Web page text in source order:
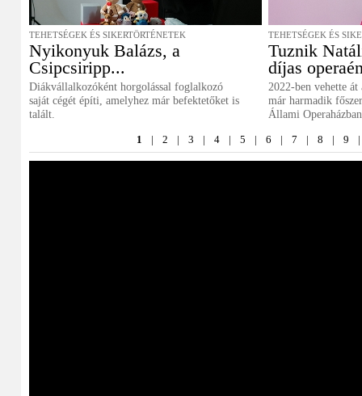
TEHETSÉGEK ÉS SIKERTÖRTÉNETEK
Nyikonyuk Balázs, a
Csipcsiripp...
Diákvállalkozóként horgolással foglalkozó
saját cégét építi, amelyhez már befektetőket is
talált.
TEHETSÉGEK ÉS
Tuznik
díjas
2022-ben vehette
már harmadik
Állami
1 | 2 | 3 | 4 | 5 | 6 | 7 | 8 | 9 |